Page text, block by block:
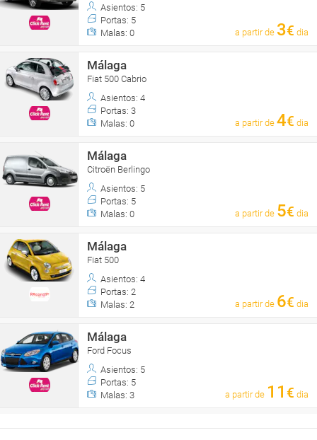
Asientos: 5
Portas: 5
Malas: 0
a partir de 3€ dia
Málaga
Fiat 500 Cabrio
Asientos: 4
Portas: 3
Malas: 0
a partir de 4€ dia
Málaga
Citroën Berlingo
Asientos: 5
Portas: 5
Malas: 0
a partir de 5€ dia
Málaga
Fiat 500
Asientos: 4
Portas: 2
Malas: 2
a partir de 6€ dia
Málaga
Ford Focus
Asientos: 5
Portas: 5
Malas: 3
a partir de 11 € dia